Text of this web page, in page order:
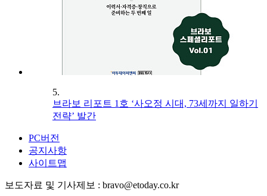
5.
브라보 리포트 1호 ‘사오정 시대, 73세까지 일하기
전략’ 발간
PC버전
공지사항
사이트맵
보도자료 및 기사제보 : bravo@etoday.co.kr